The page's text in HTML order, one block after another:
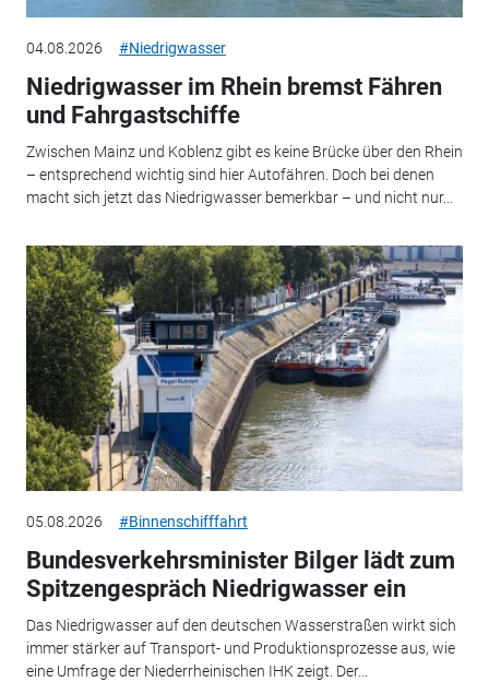
04.08.2026 #Niedrigwasser
Niedrigwasser im Rhein bremst Fähren
und Fahrgastschiffe
Zwischen Mainz und Koblenz gibt es keine Brücke über den Rhein
– entsprechend wichtig sind hier Autofähren. Doch bei denen
macht sich jetzt das Niedrigwasser bemerkbar – und nicht nur...
05.08.2026 #Binnenschifffahrt
Bundesverkehrsminister Bilger lädt zum
Spitzengespräch Niedrigwasser ein
Das Niedrigwasser auf den deutschen Wasserstraßen wirkt sich
immer stärker auf Transport- und Produktionsprozesse aus, wie
eine Umfrage der Niederrheinischen IHK zeigt. Der...